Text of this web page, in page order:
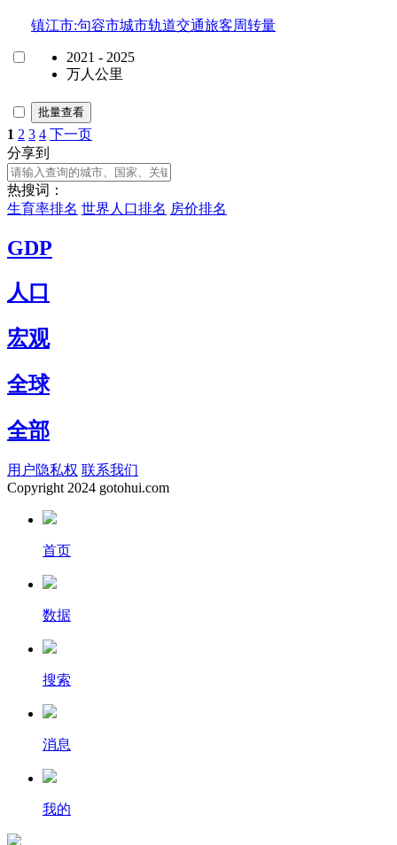
镇江市:句容市城市轨道交通旅客周转量
2021 - 2025
万人公里
批量查看
1 2 3 4 下一页
分享到
热搜词：
生育率排名 世界人口排名 房价排名
GDP
人口
宏观
全球
全部
用户隐私权 联系我们
Copyright2024 gotohui.com
首页
数据
搜索
消息
我的